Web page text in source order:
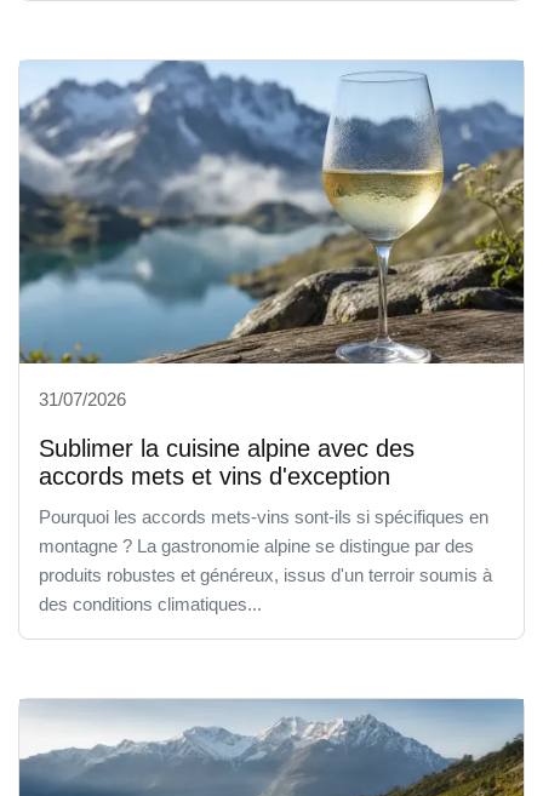
31/07/2026
Sublimer la cuisine alpine avec des
accords mets et vins d'exception
Pourquoi les accords mets-vins sont-ils si spécifiques en
montagne ? La gastronomie alpine se distingue par des
produits robustes et généreux, issus d'un terroir soumis à
des conditions climatiques...